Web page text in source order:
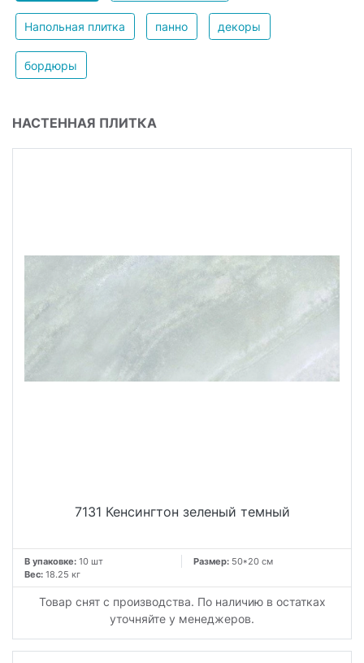
Напольная плитка панно декоры
бордюры
НАСТЕННАЯ ПЛИТКА
7131 Кенсингтон зеленый темный
В упаковке: 10 шт Размер: 50*20 см
Вес: 18.25 кг
Товар снят с производства. По наличию в остатках
уточняйте у менеджеров.